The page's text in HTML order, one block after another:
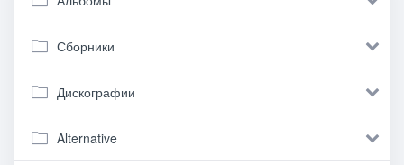
Сборники
Дискографии
Alternative